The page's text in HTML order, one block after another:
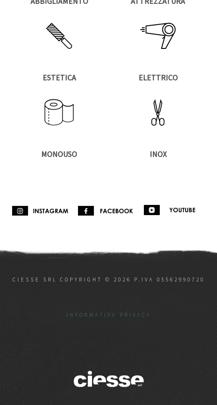
ESTETICA ELETTRICO
MONOUSO INOX
CIESSE SRL COPYRIGHT © 2026 P.IVA 05562990720
INFORMATIVA PRIVACY